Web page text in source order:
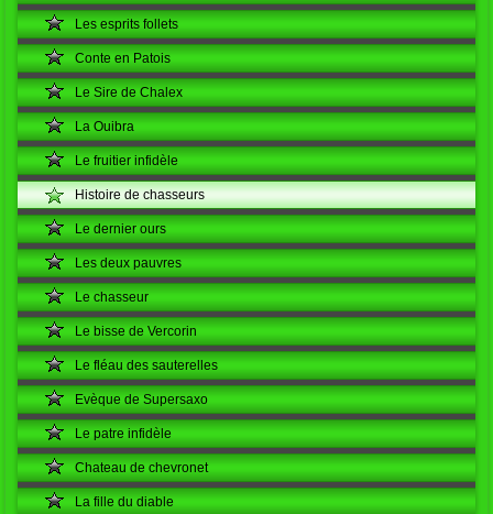
Les esprits follets
Conte en Patois
Le Sire de Chalex
La Ouibra
Le fruitier infidèle
Histoire de chasseurs
Le dernier ours
Les deux pauvres
Le chasseur
Le bisse de Vercorin
Le fléau des sauterelles
Evèque de Supersaxo
Le patre infidèle
Chateau de chevronet
La fille du diable